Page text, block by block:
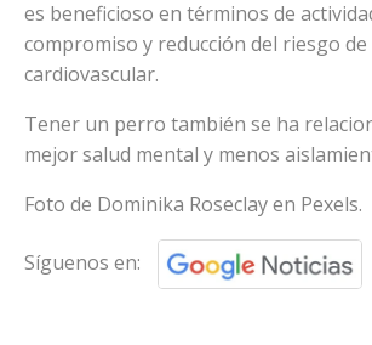
es beneficioso en términos de
compromiso y reducción del riesgo
cardiovascular.
Tener un perro también se ha
mejor salud mental y menos
Foto de Dominika Roseclay en Pexels.
Síguenos en: